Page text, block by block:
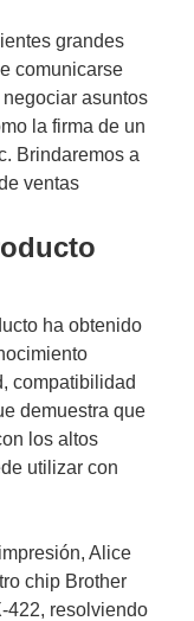
grandes
comunicarse
asuntos
la firma de un
Brindaremos a
ventas
ha obtenido
compatibilidad
demuestra que
los altos
utilizar con
Alice
chip Brother
422, resolviendo